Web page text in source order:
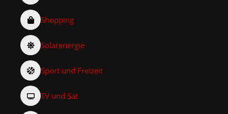
Shopping
Solarenergie
Sport und Freizeit
TV und Sat